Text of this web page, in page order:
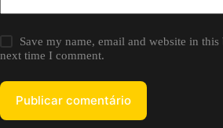
Save my name, email and website in
next time I comment.
Publicar comentário